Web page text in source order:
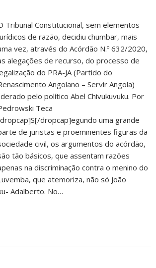
Tribunal Constitucional, sem elementos
de razão, decidiu chumbar, mais
vez, através do Acórdão N.º 632/2020,
alegações de recurso, do processo de
do PRA-JA (Partido do
Angolano – Servir Angola)
pelo político Abel Chivukuvuku. Por
Teca
dropcap]egundo uma grande
de juristas e proeminentes figuras da
civil, os argumentos do acórdão,
tão básicos, que assentam razões
na discriminação contra o menino do
que atemoriza, não só João
Adalberto. No…